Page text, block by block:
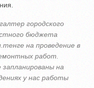
городского
бюджета
на проведение в
работ.
на
у нас работы